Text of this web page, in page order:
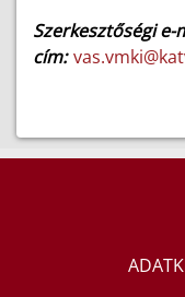
Szerkesztőségi e-
cím: